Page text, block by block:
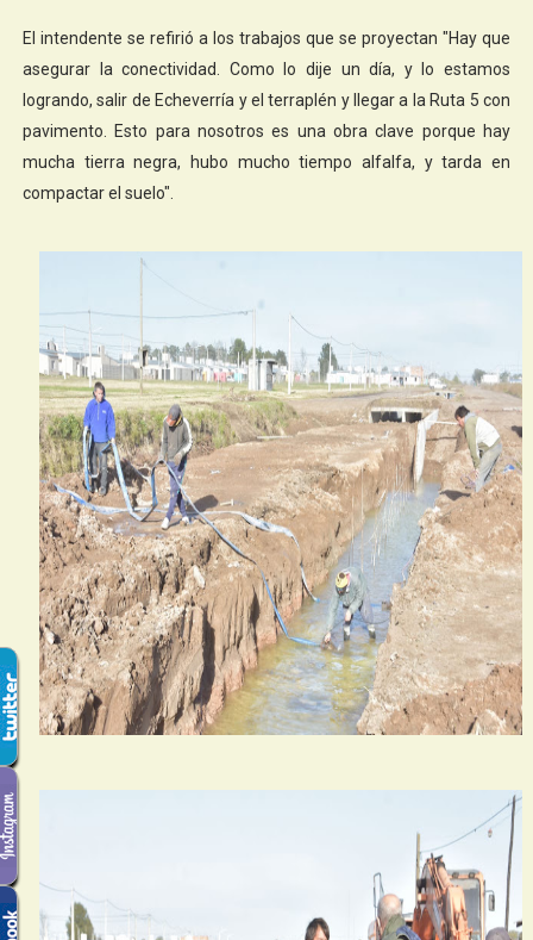
El intendente se refirió a los trabajos que se proyectan "Hay que
asegurar la conectividad. Como lo dije un día, y lo estamos
logrando, salir de Echeverría y el terraplén y llegar a la Ruta 5 con
pavimento. Esto para nosotros es una obra clave porque hay
mucha tierra negra, hubo mucho tiempo alfalfa, y tarda en
compactar el suelo".